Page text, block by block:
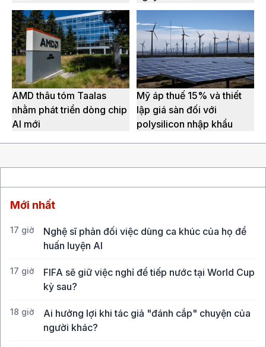
AMD thâu tóm Taalas
nhằm phát triển dòng chip
AI mới
Mỹ áp thuế 15% và thiết
lập giá sàn đối với
polysilicon nhập khẩu
Mới nhất
17 giờ
Nghệ sĩ phản đối việc dùng ca khúc của họ để
huấn luyện AI
17 giờ
FIFA sẽ giữ việc nghỉ để tiếp nước tại World Cup
kỳ sau?
18 giờ
Ai hưởng lợi khi tác giả "đánh cắp" chuyện của
người khác?